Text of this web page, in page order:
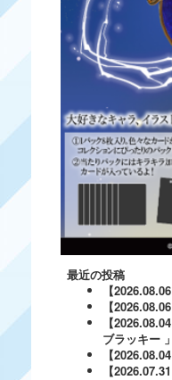
最近の投稿
【
【
【
ブラッキー 」
【
【